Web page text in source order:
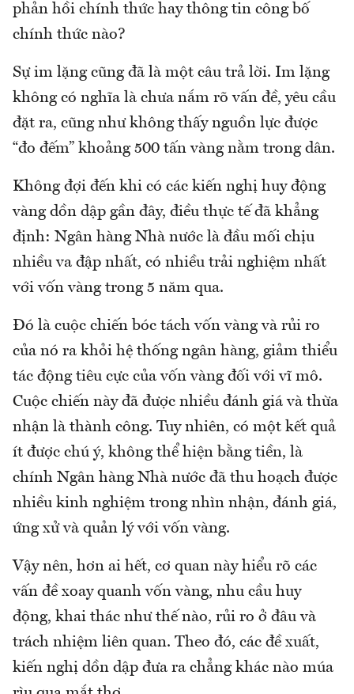
phản hồi chính thức hay thông tin công bố
chính thức nào?
Sự im lặng cũng đã là một câu trả lời. Im lặng
không có nghĩa là chưa nắm rõ vấn đề, yêu cầu
đặt ra, cũng như không thấy nguồn lực được
“đo đếm” khoảng 500 tấn vàng nằm trong dân.
Không đợi đến khi có các kiến nghị huy động
vàng dồn dập gần đây, điều thực tế đã khẳng
định: Ngân hàng Nhà nước là đầu mối chịu
nhiều va đập nhất, có nhiều trải nghiệm nhất
với vốn vàng trong 5 năm qua.
Đó là cuộc chiến bóc tách vốn vàng và rủi ro
của nó ra khỏi hệ thống ngân hàng, giảm thiểu
tác động tiêu cực của vốn vàng đối với vĩ mô.
Cuộc chiến này đã được nhiều đánh giá và thừa
nhận là thành công. Tuy nhiên, có một kết quả
ít được chú ý, không thể hiện bằng tiền, là
chính Ngân hàng Nhà nước đã thu hoạch được
nhiều kinh nghiệm trong nhìn nhận, đánh giá,
ứng xử và quản lý với vốn vàng.
Vậy nên, hơn ai hết, cơ quan này hiểu rõ các
vấn đề xoay quanh vốn vàng, nhu cầu huy
động, khai thác như thế nào, rủi ro ở đâu và
trách nhiệm liên quan. Theo đó, các đề xuất,
kiến nghị dồn dập đưa ra chẳng khác nào múa